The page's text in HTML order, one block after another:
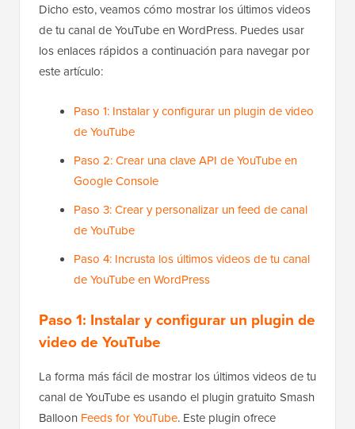
Dicho esto, veamos cómo mostrar los últimos videos
de tu canal de YouTube en WordPress. Puedes usar
los enlaces rápidos a continuación para navegar por
este artículo:
Paso 1: Instalar y configurar un plugin de video
de YouTube
Paso 2: Crear una clave API de YouTube en
Google Console
Paso 3: Crear y personalizar un feed de canal
de YouTube
Paso 4: Incrusta los últimos videos de tu canal
de YouTube en WordPress
Paso 1: Instalar y configurar un plugin de
video de YouTube
La forma más fácil de mostrar los últimos videos de tu
canal de YouTube es usando el plugin gratuito Smash
Balloon Feeds for YouTube. Este plugin ofrece